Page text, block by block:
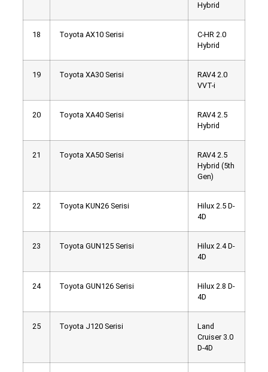
Hybrid
18 Toyota AX10 Serisi
C-HR 2.0
Hybrid
19 Toyota XA30 Serisi
RAV4 2.0
VVT-i
20 Toyota XA40 Serisi
RAV4 2.5
Hybrid
21 Toyota XA50 Serisi
RAV4 2.5
Hybrid (5th
Gen)
22 Toyota KUN26 Serisi
Hilux 2.5 D-
4D
23 Toyota GUN125 Serisi
Hilux 2.4 D-
4D
24 Toyota GUN126 Serisi
Hilux 2.8 D-
4D
25 Toyota J120 Serisi
Land
Cruiser 3.0
D-4D